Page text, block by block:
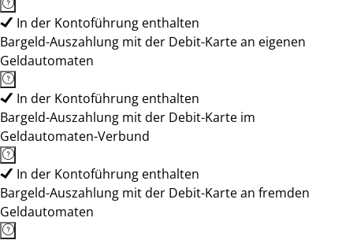
In der Kontoführung enthalten
Bargeld-Auszahlung mit der Debit-Karte an eigenen
Geldautomaten
In der Kontoführung enthalten
Bargeld-Auszahlung mit der Debit-Karte im
Geldautomaten-Verbund
In der Kontoführung enthalten
Bargeld-Auszahlung mit der Debit-Karte an fremden
Geldautomaten